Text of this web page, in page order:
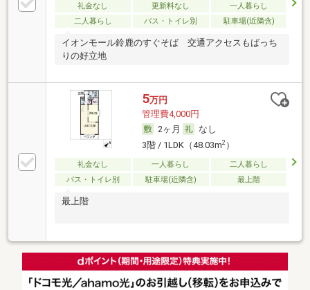
礼金なし 更新料なし
一人暮らし
二人暮らし
バス・トイレ別 駐車場(近隣含)
イオンモール鈴鹿のすぐそば 交通アクセスもばっち
りの好立地
5万円
管理費4,000円
2ヶ月
なし
3階 / 1LDK（48.03m2）
礼金なし 一人暮らし
二人暮らし
バス・トイレ別
駐車場(近隣含) 最上階
最上階